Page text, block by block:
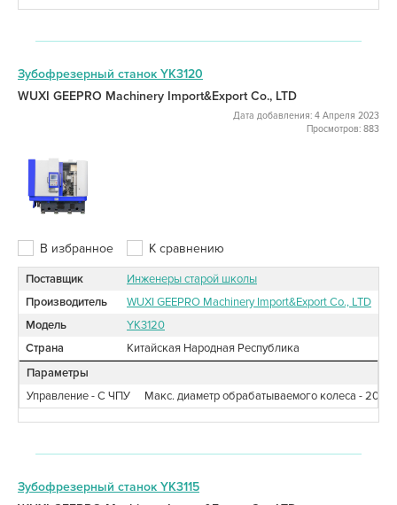
Зубофрезерный станок YK3120
WUXI GEEPRO Machinery Import&Export Co., LTD
Дата добавления: 4 Апреля 2023
Просмотров: 883
В избранное К сравнению
Поставщик
Инженеры старой школы
Производитель
WUXI GEEPRO Machinery Import&Export Co., LTD
Модель
YK3120
Страна
Китайская Народная Республика
Параметры
Управление - С ЧПУ
Макс. диаметр обрабатываемого колеса - 200
Зубофрезерный станок YK3115